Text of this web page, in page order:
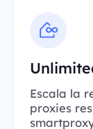
Escala la
proxies